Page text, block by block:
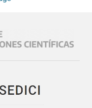
más adecuado para
y propender por una